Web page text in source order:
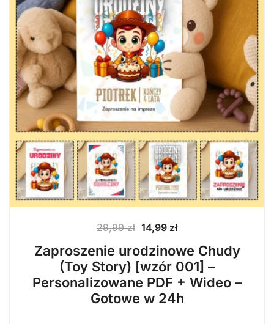
29,99zł Pierwotna
cena
wynosiła:
29,99 zł.
14,99 złAktualna
wynosi:
14,99 zł.
Zaproszenie urodzinowe Chudy
(Toy Story) [wzór 001] –
Personalizowane PDF + Wideo –
Gotowe w 24h